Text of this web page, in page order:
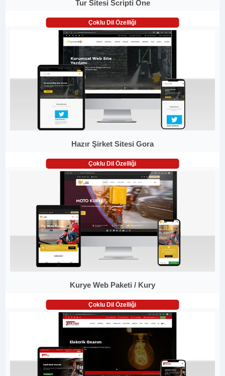
Tur Sitesi Scripti One
Çoklu Dil Özelliği
Hazır Şirket Sitesi Gora
Çoklu Dil Özelliği
Kurye Web Paketi / Kury
Çoklu Dil Özelliği